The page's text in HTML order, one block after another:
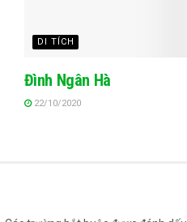
DI TÍCH
Đình Ngân Hà
22/10/2020